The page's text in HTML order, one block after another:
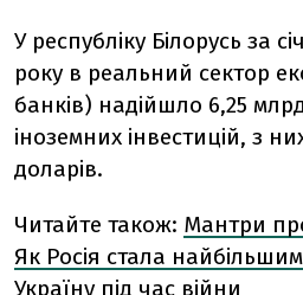
У республіку Білорусь за
року в реальний сектор
банків) надійшло 6,25
іноземних інвестицій, з
доларів.
Читайте також: Мантри
Як Росія стала
Україну під час війни